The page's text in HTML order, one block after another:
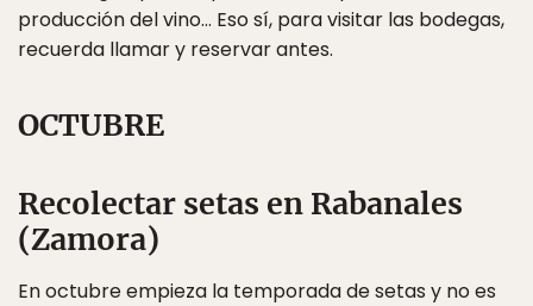
producción del vino… Eso sí, para visitar las bodegas,
recuerda llamar y reservar antes.
OCTUBRE
Recolectar setas en Rabanales
(Zamora)
En octubre empieza la temporada de setas y no es